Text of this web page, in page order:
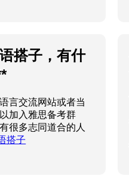
搭子，有什
言交流网站或者当
加入雅思备考群
很多志同道合的人
搭子